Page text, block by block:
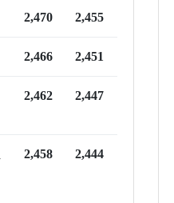
2,470 2,455
2,466 2,451
2,462 2,447
2,458 2,444